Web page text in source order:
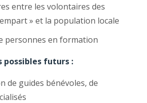
entre les volontaires des
» et la population locale
personnes en formation
possibles futurs :
de guides bénévoles, de